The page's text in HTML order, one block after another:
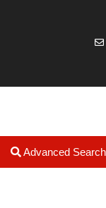
Advanced Search